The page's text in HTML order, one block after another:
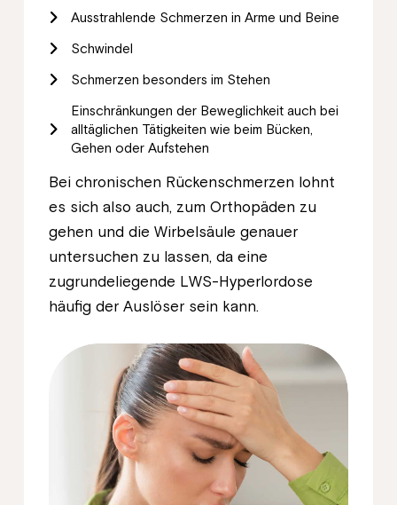
Ausstrahlende Schmerzen in Arme und Beine
Schwindel
Schmerzen besonders im Stehen
Einschränkungen der Beweglichkeit auch bei
alltäglichen Tätigkeiten wie beim Bücken,
Gehen oder Aufstehen
Bei chronischen Rückenschmerzen lohnt
es sich also auch, zum Orthopäden zu
gehen und die Wirbelsäule genauer
untersuchen zu lassen, da eine
zugrundeliegende LWS-Hyperlordose
häufig der Auslöser sein kann.